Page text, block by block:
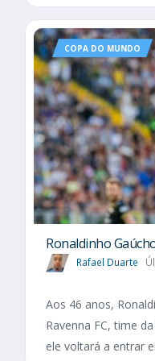
COPA DO MUNDO
Ronaldinho
Rafael Duarte
Aos 46 anos,
Ravenna FC, time
ele voltará a entrar